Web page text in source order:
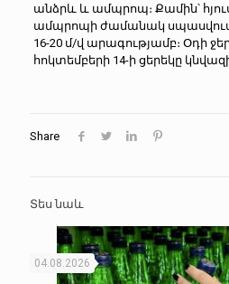
անձրև և ամպրոպ։ Քամին՝
ամպրոպի ժամանակ սպասվում
16-20 մ/վ արագությամբ։ Օդի
հոկտեմբերի 14-ի ցերեկը
Share
Տես նաև
04.08.2026